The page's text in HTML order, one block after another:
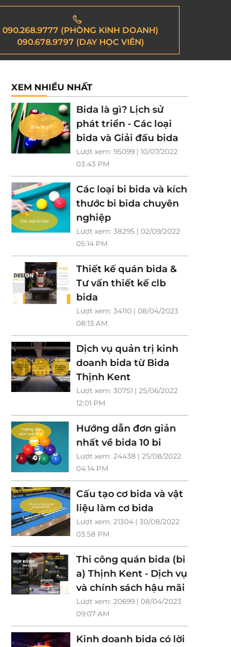
090.268.9777 (PHÒNG KINH DOANH)
090.678.9797 (DẠY HỌC VIÊN)
XEM NHIỀU NHẤT
Bida là gì? Lịch sử
phát triển - Các loại
bida và Giải đấu bida
Lượt xem: 95099 | 10/07/2022
03:43 PM
Các loại bi bida và kích
thước bi bida chuyên
nghiệp
Lượt xem: 38295 | 02/09/2022
05:14 PM
Thiết kế quán bida &
Tư vấn thiết kế clb
bida
Lượt xem: 34110 | 08/04/2023
08:13 AM
Dịch vụ quản trị kinh
doanh bida từ Bida
Thịnh Kent
Lượt xem: 30751 | 25/06/2022
12:01 PM
Hướng dẫn đơn giản
nhất về bida 10 bi
Lượt xem: 24438 | 25/08/2022
04:14 PM
Cấu tạo cơ bida và vật
liệu làm cơ bida
Lượt xem: 21304 | 30/08/2022
03:58 PM
Thi công quán bida (bi
a) Thịnh Kent - Dịch vụ
và chính sách hậu mãi
Lượt xem: 20699 | 08/04/2023
09:07 AM
Kinh doanh bida có lời